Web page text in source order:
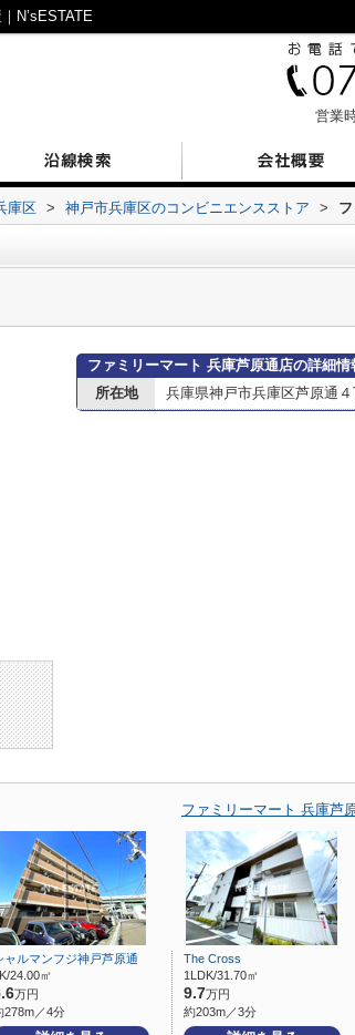
N’sESTATE
営業
庫区 > 神戸市兵庫区のコンビニエンスストア >
ファミリーマート 兵庫芦原通店の詳細情
所在地
兵庫県神戸市兵庫区芦原通
ファミリーマート 兵庫芦
ャルマンフジ神戸芦原通
24.00㎡
万円
278m／4分
The Cross
1LDK/31.70㎡
9.7万円
約203m／3分